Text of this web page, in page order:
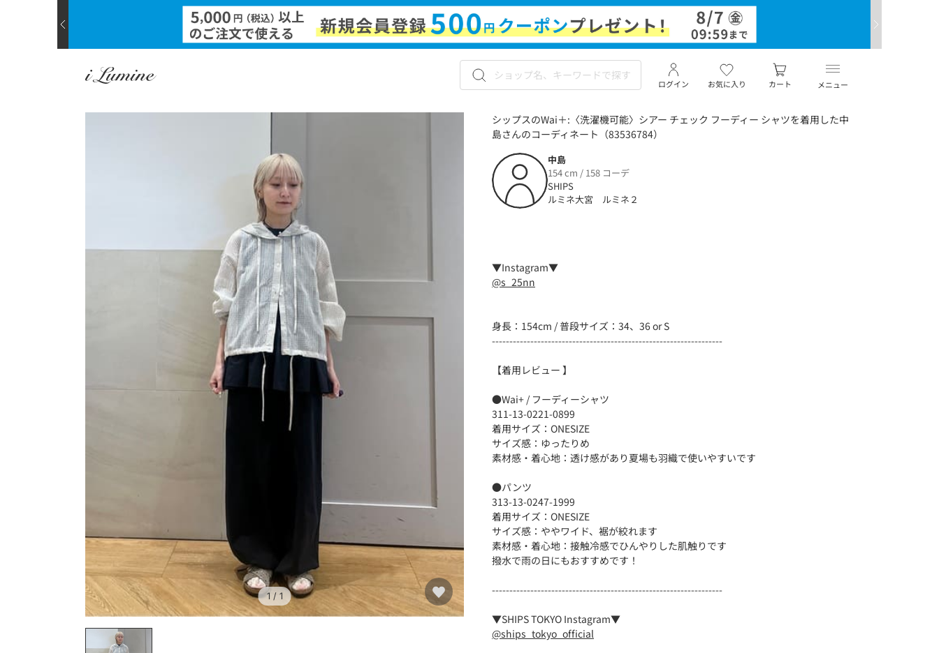
メニュー
お気に入り
ログイン カート
1 / 1
シップスのWai＋:〈洗濯機可能〉シアー チェック フーディー シャツを着用した中
島さんのコーディネート（83536784）
中島
154 cm / 158 コーデ
SHIPS
ルミネ大宮 ルミネ２
▼Instagram▼
@s_25nn
身長：154cm / 普段サイズ：34、36 or S
------------------------------------------------------------------
【着用レビュー 】
●Wai+ / フーディーシャツ
311-13-0221-0899
着用サイズ：ONESIZE
サイズ感：ゆったりめ
素材感・着心地：透け感があり夏場も羽織で使いやすいです
●パンツ
313-13-0247-1999
着用サイズ：ONESIZE
サイズ感：ややワイド、裾が絞れます
素材感・着心地：接触冷感でひんやりした肌触りです
撥水で雨の日にもおすすめです！
------------------------------------------------------------------
▼SHIPS TOKYO Instagram▼
@ships_tokyo_official